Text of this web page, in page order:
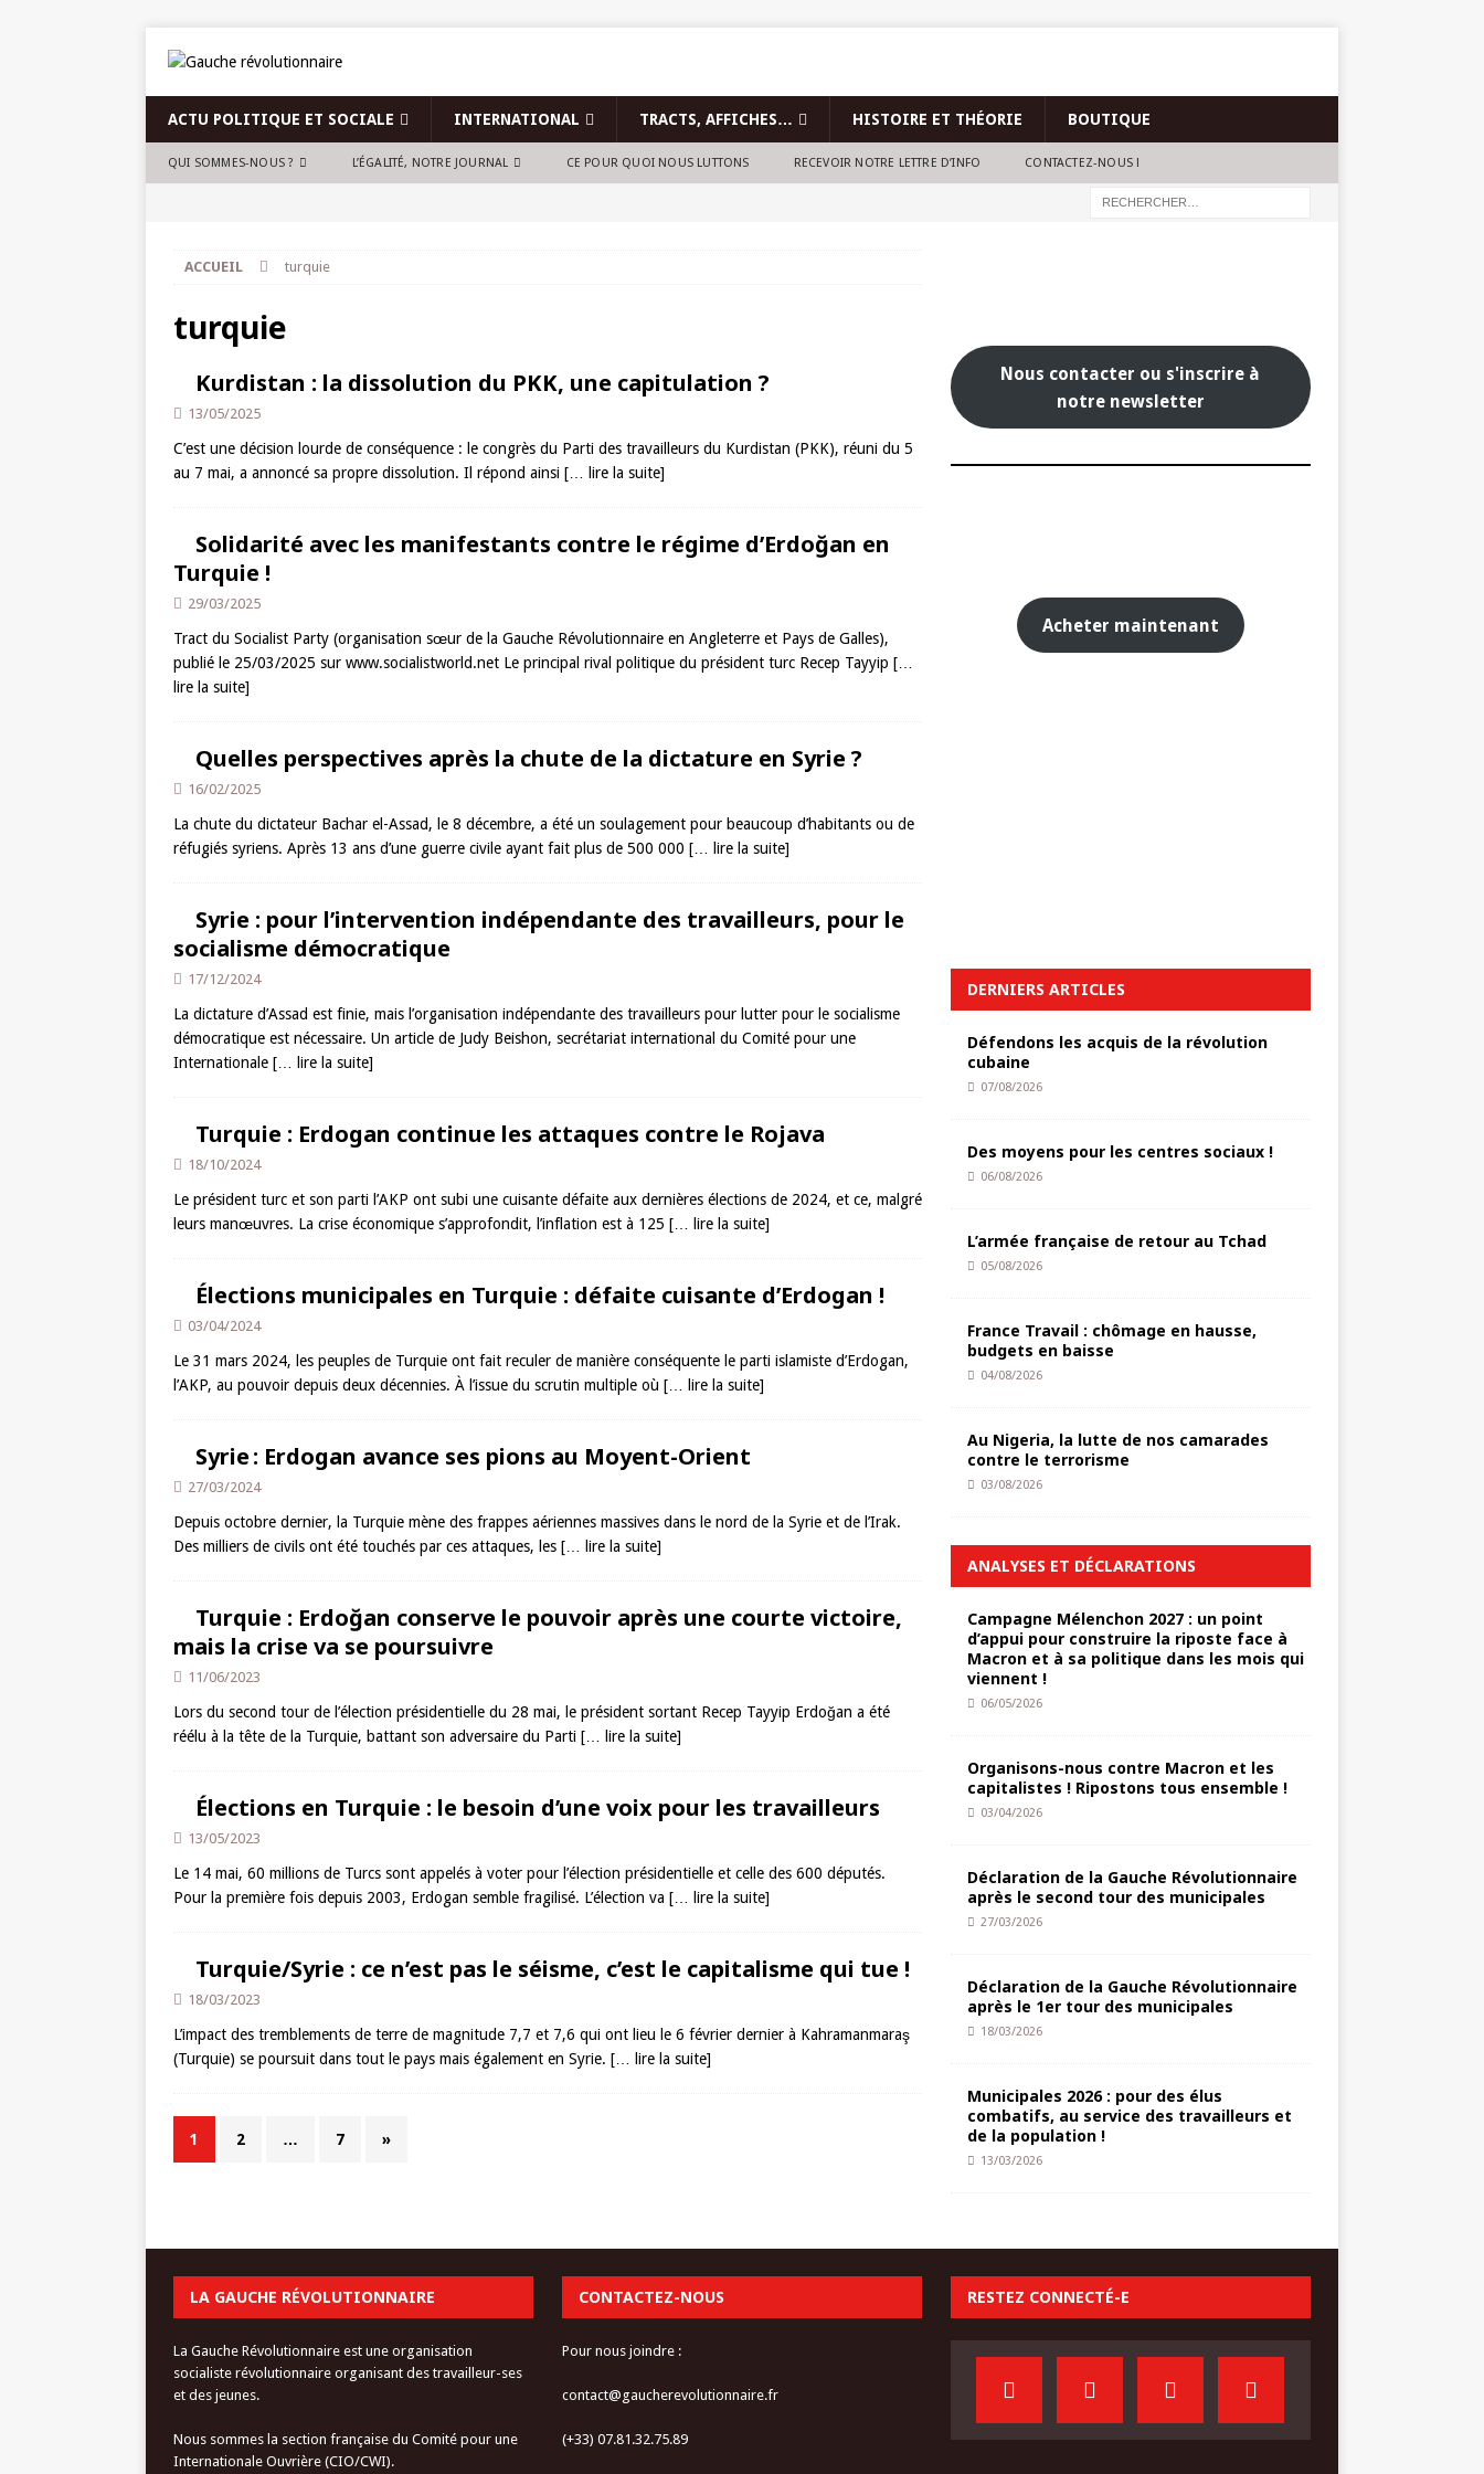
ACTU POLITIQUE ET SOCIALE INTERNATIONAL TRACTS, AFFICHES… HISTOIRE ET THÉORIE BOUTIQUE
QUI SOMMES-NOUS ? L’ÉGALITÉ, NOTRE JOURNAL CE POUR QUOI NOUS LUTTONS RECEVOIR NOTRE LETTRE D’INFO CONTACTEZ-NOUS !
ACCUEIL turquie
turquie
Kurdistan : la dissolution du PKK, une capitulation ?
13/05/2025
C’est une décision lourde de conséquence : le congrès du Parti des travailleurs du Kurdistan (PKK), réuni du 5
au 7 mai, a annoncé sa propre dissolution. Il répond ainsi [… lire la suite]
Solidarité avec les manifestants contre le régime d’Erdoğan en
Turquie !
29/03/2025
Tract du Socialist Party (organisation sœur de la Gauche Révolutionnaire en Angleterre et Pays de Galles),
publié le 25/03/2025 sur www.socialistworld.net Le principal rival politique du président turc Recep Tayyip […
lire la suite]
Quelles perspectives après la chute de la dictature en Syrie ?
16/02/2025
La chute du dictateur Bachar el-Assad, le 8 décembre, a été un soulagement pour beaucoup d’habitants ou de
réfugiés syriens. Après 13 ans d’une guerre civile ayant fait plus de 500 000 [… lire la suite]
Syrie : pour l’intervention indépendante des travailleurs, pour le
socialisme démocratique
17/12/2024
La dictature d’Assad est finie, mais l’organisation indépendante des travailleurs pour lutter pour le socialisme
démocratique est nécessaire. Un article de Judy Beishon, secrétariat international du Comité pour une
Internationale [… lire la suite]
Turquie : Erdogan continue les attaques contre le Rojava
18/10/2024
Le président turc et son parti l’AKP ont subi une cuisante défaite aux dernières élections de 2024, et ce, malgré
leurs manœuvres. La crise économique s’approfondit, l’inflation est à 125 [… lire la suite]
Élections municipales en Turquie : défaite cuisante d’Erdogan !
03/04/2024
Le 31 mars 2024, les peuples de Turquie ont fait reculer de manière conséquente le parti islamiste d’Erdogan,
l’AKP, au pouvoir depuis deux décennies. À l’issue du scrutin multiple où [… lire la suite]
Syrie : Erdogan avance ses pions au Moyent-Orient
27/03/2024
Depuis octobre dernier, la Turquie mène des frappes aériennes massives dans le nord de la Syrie et de l’Irak.
Des milliers de civils ont été touchés par ces attaques, les [… lire la suite]
Turquie : Erdoğan conserve le pouvoir après une courte victoire,
mais la crise va se poursuivre
11/06/2023
Lors du second tour de l’élection présidentielle du 28 mai, le président sortant Recep Tayyip Erdoğan a été
réélu à la tête de la Turquie, battant son adversaire du Parti [… lire la suite]
Élections en Turquie : le besoin d’une voix pour les travailleurs
13/05/2023
Le 14 mai, 60 millions de Turcs sont appelés à voter pour l’élection présidentielle et celle des 600 députés.
Pour la première fois depuis 2003, Erdogan semble fragilisé. L’élection va [… lire la suite]
Turquie/Syrie : ce n’est pas le séisme, c’est le capitalisme qui tue !
18/03/2023
L’impact des tremblements de terre de magnitude 7,7 et 7,6 qui ont lieu le 6 février dernier à Kahramanmaraş
(Turquie) se poursuit dans tout le pays mais également en Syrie. [… lire la suite]
1 2 … 7 »
Nous contacter ou s'inscrire à
notre newsletter
Acheter maintenant
DERNIERS ARTICLES
Défendons les acquis de la révolution
cubaine
07/08/2026
Des moyens pour les centres sociaux !
06/08/2026
L’armée française de retour au Tchad
05/08/2026
France Travail : chômage en hausse,
budgets en baisse
04/08/2026
Au Nigeria, la lutte de nos camarades
contre le terrorisme
03/08/2026
ANALYSES ET DÉCLARATIONS
Campagne Mélenchon 2027 : un point
d’appui pour construire la riposte face à
Macron et à sa politique dans les mois qui
viennent !
06/05/2026
Organisons-nous contre Macron et les
capitalistes ! Ripostons tous ensemble !
03/04/2026
Déclaration de la Gauche Révolutionnaire
après le second tour des municipales
27/03/2026
Déclaration de la Gauche Révolutionnaire
après le 1er tour des municipales
18/03/2026
Municipales 2026 : pour des élus
combatifs, au service des travailleurs et
de la population !
13/03/2026
LA GAUCHE RÉVOLUTIONNAIRE
La Gauche Révolutionnaire est une organisation
socialiste révolutionnaire organisant des travailleur-ses
et des jeunes.
Nous sommes la section française du Comité pour une
Internationale Ouvrière (CIO/CWI).
CONTACTEZ-NOUS
Pour nous joindre :
contact@gaucherevolutionnaire.fr
(+33) 07.81.32.75.89
RESTEZ CONNECTÉ-E